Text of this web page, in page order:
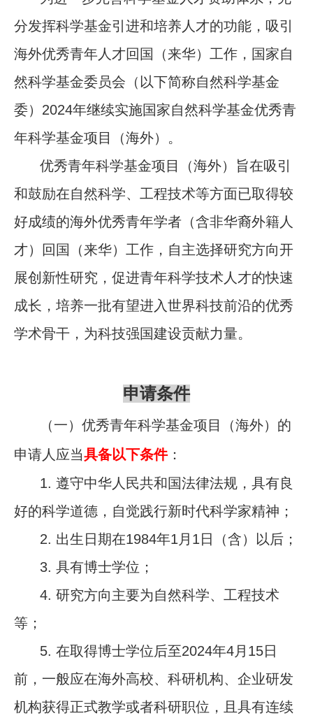
分发挥科学基金引进和培养人才的功能，吸引
海外优秀青年人才回国（来华）工作，国家自
然科学基金委员会（以下简称自然科学基金
委） 2024年继续实施国家自然科学基金优秀青
年科学基金项目（海外）。
优秀青年科学基金项目（海外）旨在吸引
和鼓励在自然科学、工程技术等方面已取得较
好成绩的海外优秀青年学者（含非华裔外籍人
才）回国（来华）工作，自主选择研究方向开
展创新性研究，促进青年科学技术人才的快速
成长，培养一批有望进入世界科技前沿的优秀
学术骨干，为科技强国建设贡献力量。
申请条件
（一）优秀青年科学基金项目（海外）的
申请人应当具备以下条件：
1. 遵守中华人民共和国法律法规，具有良
好的科学道德，自觉践行新时代科学家精神；
2. 出生日期在1984年1 月 1日（含）以后；
3. 具有博士学位；
4. 研究方向主要为自然科学、工程技术
等；
5. 在取得博士学位后至2024年4月 15日
前，一般应在海外高校、科研机构、企业研发
机构获得正式教学或者科研职位，且具有连续